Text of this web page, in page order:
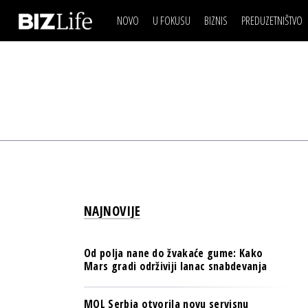
NOVO U FOKUSU BIZNIS
ESG & ENERGY
PULS REGIONA
NOVO NA RAFU
PREDUZETNIŠTVO
IZJAVA DANABIZNIS SCENA
NOVO NA RAFU
NAJNOVIJE
Od polja nane do žvakaće gume: Kako
Mars gradi održiviji lanac snabdevanja
MOL Serbia otvorila novu servisnu